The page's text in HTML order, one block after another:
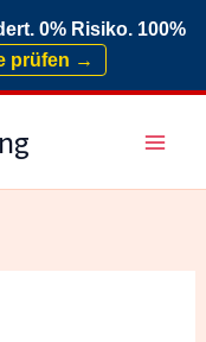
0% Risiko. 100%
prüfen →